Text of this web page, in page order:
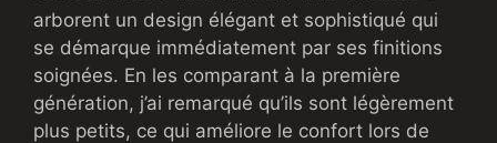
arborent un design élégant et sophistiqué qui
se démarque immédiatement par ses finitions
soignées. En les comparant à la première
génération, j’ai remarqué qu’ils sont légèrement
plus petits, ce qui améliore le confort lors de